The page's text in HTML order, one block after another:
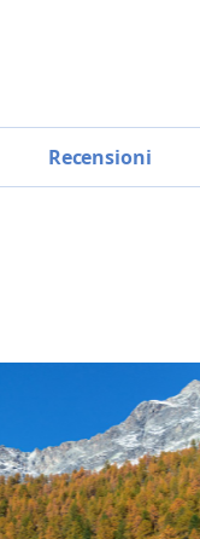
Recensioni